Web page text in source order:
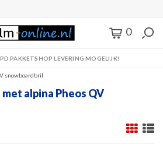
0
PAKKETSHOP LEVERING MOGELIJK!
snowboardbril
alpina Pheos QV